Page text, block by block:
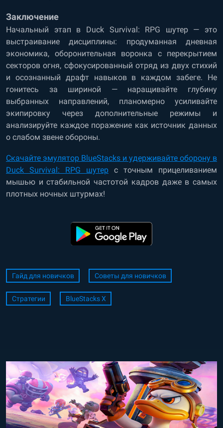
Заключение
Начальный этап в Duck Survival: RPG шутер — это
выстраивание дисциплины: продуманная дневная
экономика, оборонительная воронка с перекрытием
секторов огня, сфокусированный отряд из двух стихий
и осознанный драфт навыков в каждом забеге. Не
гонитесь за шириной — наращивайте глубину
выбранных направлений, планомерно усиливайте
экипировку через дополнительные режимы и
анализируйте каждое поражение как источник данных
о слабом звене обороны.
Скачайте эмулятор BlueStacks и удерживайте оборону в
Duck Survival: RPG шутер с точным прицеливанием
мышью и стабильной частотой кадров даже в самых
плотных ночных штурмах!
Гайд для новичков Советы для новичков
Стратегии BlueStacks X